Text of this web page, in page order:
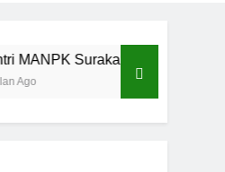
Surakarta Turun ke Masyarakat